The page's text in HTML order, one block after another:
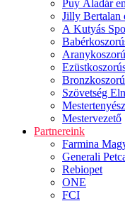
Puy Aladár
Jilly Bertalan
A Kutyás
Szövetség
Mestervezető
Partnereink
Farmina
Generali
Rebiopet
ONE
FCI